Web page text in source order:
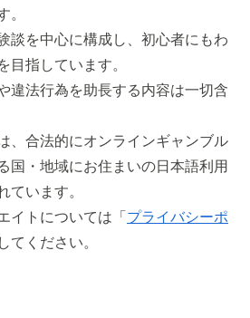
。
談を中心に構成し、初心者にもわ
目指しています。
違法行為を助長する内容は一切含
、合法的にオンラインギャンブル
国・地域にお住まいの日本語利用
ています。
イトについては「 プライバシーポ
てください。